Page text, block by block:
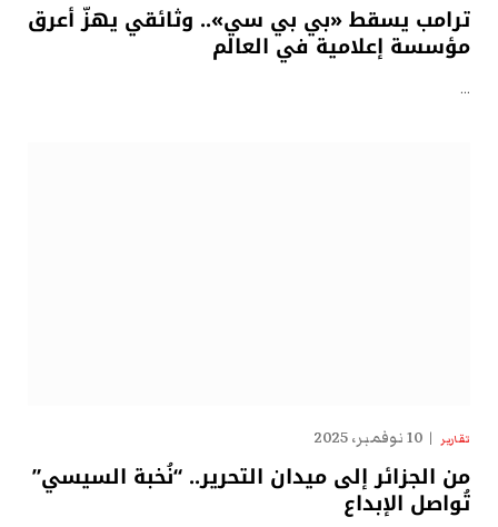
ترامب يسقط «بي بي سي».. وثائقي يهزّ أعرق
مؤسسة إعلامية في العالم
…
تقارير 10 نوفمبر، 2025
من الجزائر إلى ميدان التحرير.. “نُخبة السيسي”
تُواصل الإبداع